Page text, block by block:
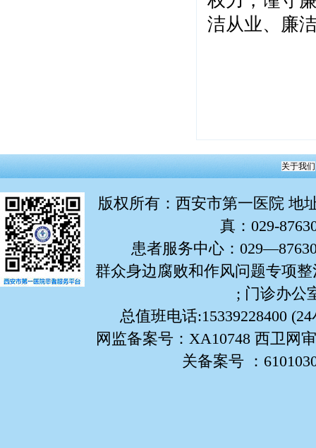
洁从业、廉
关于我们
版权所有 ：西安市第一医院 地
真：029-
患者服务中心：
群众身边腐败和作风问题专项
; 门诊办公
总值班电话:15339228400
网监备案号：XA10748 西卫网
关备案号 ：